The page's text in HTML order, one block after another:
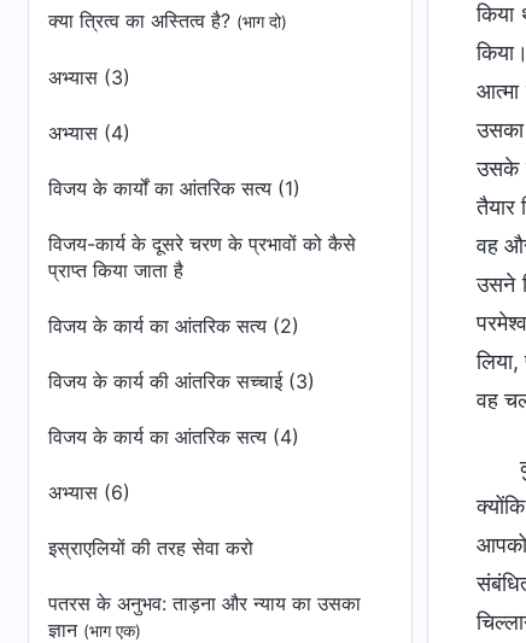
क्या त्रित्व का अस्तित्व है? (भाग दो)
अभ्यास (3)
अभ्यास (4)
विजय के कार्यों का आंतरिक सत्य (1)
विजय-कार्य के दूसरे चरण के प्रभावों को कैसे
प्राप्त किया जाता है
विजय के कार्य का आंतरिक सत्य (2)
विजय के कार्य की आंतरिक सच्चाई (3)
विजय के कार्य का आंतरिक सत्य (4)
अभ्यास (6)
इस्राएलियों की तरह सेवा करो
पतरस के अनुभव: ताड़ना और न्याय का उसका
ज्ञान (भाग एक)
किया
आत्मा
उसका
उसके
तैयार
वह
उसने
वह
आपको